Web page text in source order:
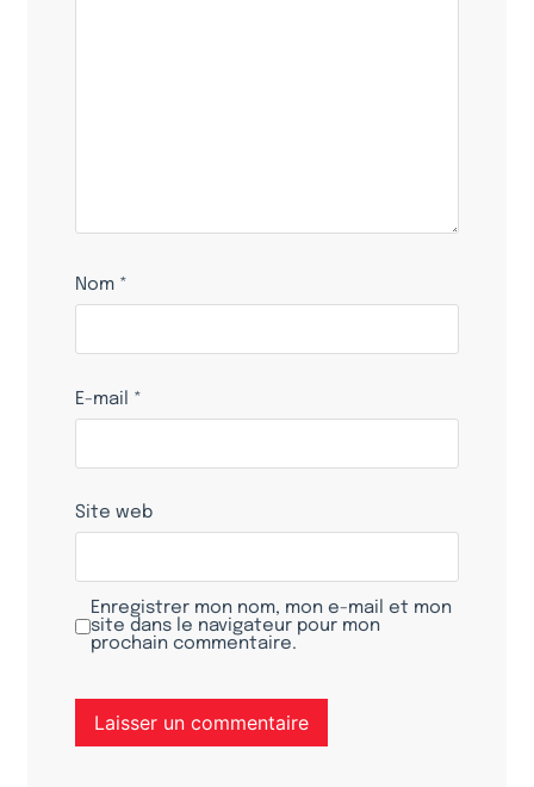
Nom *
E-mail *
Site web
Enregistrer mon nom, mon e-mail et mon
site dans le navigateur pour mon
prochain commentaire.